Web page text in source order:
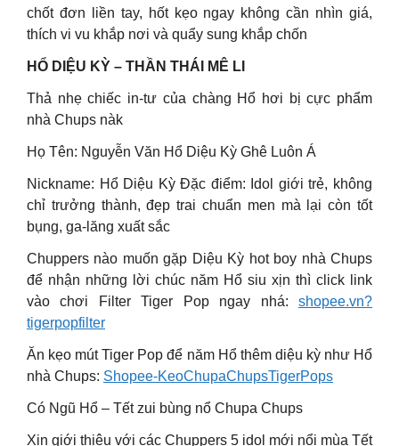
chốt đơn liền tay, hốt kẹo ngay không cần nhìn giá,
thích vi vu khắp nơi và quẩy sung khắp chốn
HỔ DIỆU KỲ – THẦN THÁI MÊ LI
Thả nhẹ chiếc in-tư của chàng Hổ hơi bị cực phẩm
nhà Chups nàk
Họ Tên: Nguyễn Văn Hổ Diệu Kỳ Ghê Luôn Á
Nickname: Hổ Diệu Kỳ Đặc điểm: Idol giới trẻ, không
chỉ trưởng thành, đẹp trai chuẩn men mà lại còn tốt
bụng, ga-lăng xuất sắc
Chuppers nào muốn gặp Diệu Kỳ hot boy nhà Chups
để nhận những lời chúc năm Hổ siu xịn thì click link
vào chơi Filter Tiger Pop ngay nhá: shopee.vn?
tigerpopfilter
Ăn kẹo mút Tiger Pop để năm Hổ thêm diệu kỳ như Hổ
nhà Chups: Shopee-KeoChupaChupsTigerPops
Có Ngũ Hổ – Tết zui bùng nổ Chupa Chups
Xin giới thiệu với các Chuppers 5 idol mới nổi mùa Tết